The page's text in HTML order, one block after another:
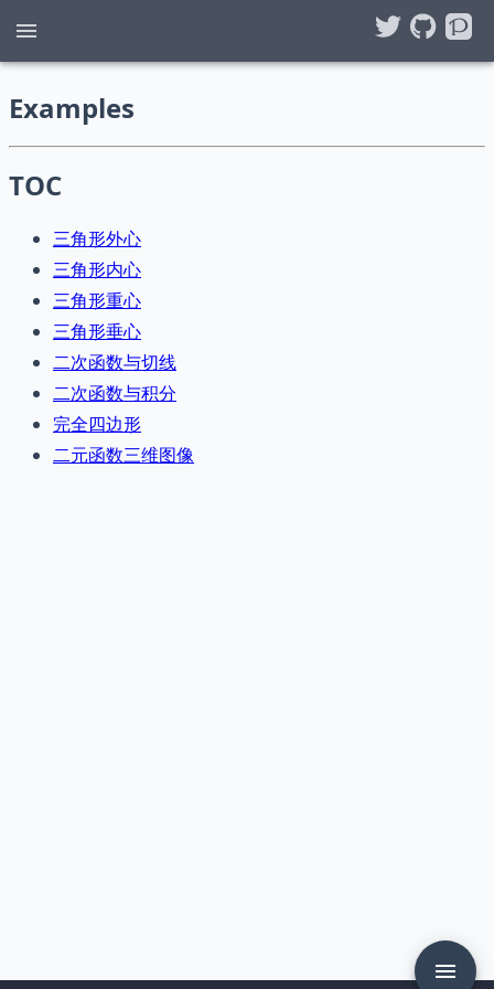
Examples
TOC
三角形外心
三角形内心
三角形重心
三角形垂心
二次函数与切线
二次函数与积分
完全四边形
二元函数三维图像